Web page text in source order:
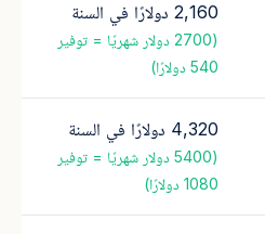
2,160 دولارًا في السنة
(2700 دولار شهريًا = توفير
540 دولارًا)
4,320 دولارًا في السنة
(5400 دولار شهريًا = توفير
1080 دولارًا)